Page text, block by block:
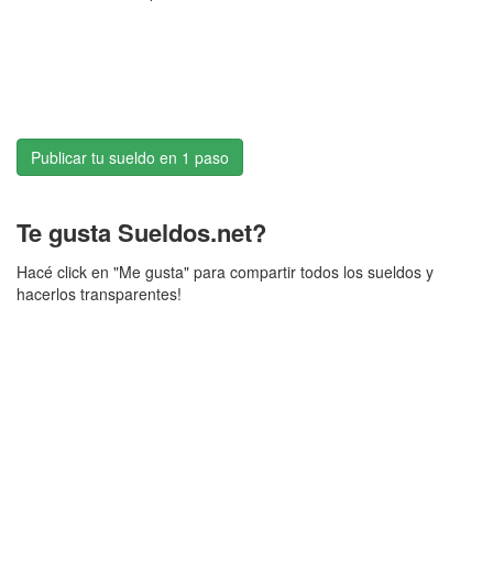
Publicar tu sueldo en 1 paso
Te gusta Sueldos.net?
Hacé click en "Me gusta" para compartir todos los sueldos y
hacerlos transparentes!